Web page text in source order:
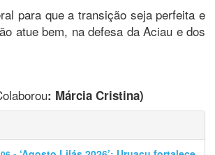
para que a transição seja perfeita e
atue bem, na defesa da Aciau e dos
: Márcia Cristina)